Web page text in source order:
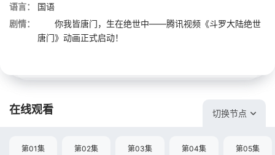
语言：
国语
剧情：
你我皆唐门，生在绝世中——腾讯视频《斗罗大陆绝世
唐门》动画正式启动！
在线观看 切换节点
第01集 第02集 第03集 第04集 第05集